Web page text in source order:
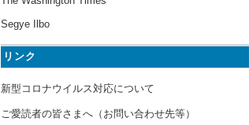
Segye Ilbo
リンク
新型コロナウイルス対応について
ご愛読者の皆さまへ（お問い合わせ先等）